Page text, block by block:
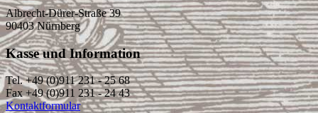
Albrecht-Dürer-Straße 39
90403 Nürnberg
Kasse und Information
Tel. +49 (0)911 231 - 25 68
Fax +49 (0)911 231 - 24 43
Kontaktformular